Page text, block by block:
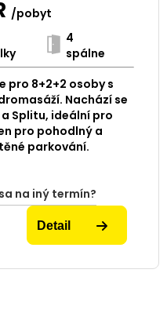
/pobyt
4
spálne
pro 8+2+2 osoby s
Nachází se
Splitu, ideální pro
pro pohodlný a
parkování.
na iný termín?
Detail